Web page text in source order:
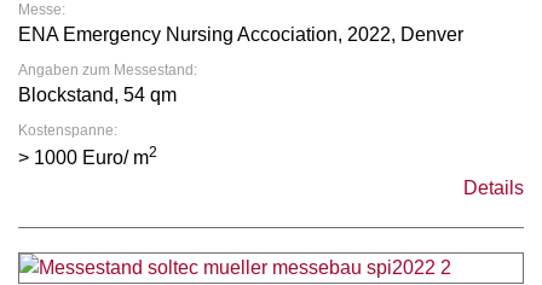
Messe:
ENA Emergency Nursing Accociation, 2022, Denver
Angaben zum Messestand:
Blockstand, 54 qm
Kostenspanne:
> 1000 Euro/ m2
Details